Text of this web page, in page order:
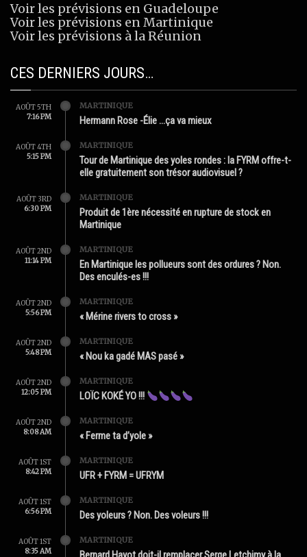
Voir les prévisions en Guadeloupe
Voir les prévisions en Martinique
Voir les prévisions à la Réunion
CES DERNIERS JOURS…
AOÛT 5TH
7:16 PM
MARTINIQUE
Hermann Rose -Élie …ça va mieux
AOÛT 4TH
5:15 PM
MARTINIQUE
Tour de Martinique des yoles rondes : la FYRM offre-t-
elle gratuitement son trésor audiovisuel ?
AOÛT 3RD
6:30 PM
MARTINIQUE
Produit de 1ère nécessité en rupture de stock en
Martinique
AOÛT 2ND
11:14 PM
MARTINIQUE
En Martinique les pollueurs sont des ordures ? Non.
Des enculés-es !!!
AOÛT 2ND
5:56 PM
MARTINIQUE
« Mérine rivers to cross »
AOÛT 2ND
5:48 PM
MARTINIQUE
« Nou ka gadé MAS pasé »
AOÛT 2ND
12:05 PM
MARTINIQUE
LOÏC KOKÉ YO !!!
AOÛT 2ND
8:08 AM
MARTINIQUE
« Ferme ta d’yole »
AOÛT 1ST
8:42 PM
MARTINIQUE
UFR + FYRM = UFRYM
AOÛT 1ST
6:56 PM
MARTINIQUE
Des yoleurs ? Non. Des voleurs !!!
AOÛT 1ST
8:35 AM
MARTINIQUE